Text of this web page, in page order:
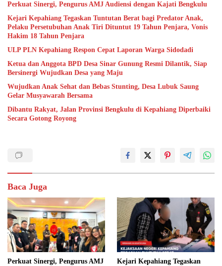
Perkuat Sinergi, Pengurus AMJ Audiensi dengan Kajati Bengkulu
Kejari Kepahiang Tegaskan Tuntutan Berat bagi Predator Anak,
Pelaku Persetubuhan Anak Tiri Dituntut 19 Tahun Penjara, Vonis
Hakim 18 Tahun Penjara
ULP PLN Kepahiang Respon Cepat Laporan Warga Sidodadi
Ketua dan Anggota BPD Desa Sinar Gunung Resmi Dilantik, Siap
Bersinergi Wujudkan Desa yang Maju
Wujudkan Anak Sehat dan Bebas Stunting, Desa Lubuk Saung
Gelar Musyawarah Bersama
Dibantu Rakyat, Jalan Provinsi Bengkulu di Kepahiang Diperbaiki
Secara Gotong Royong
Baca Juga
Perkuat Sinergi, Pengurus AMJ
Kejari Kepahiang Tegaskan